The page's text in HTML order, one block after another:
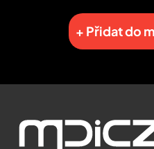
+ Přidat do